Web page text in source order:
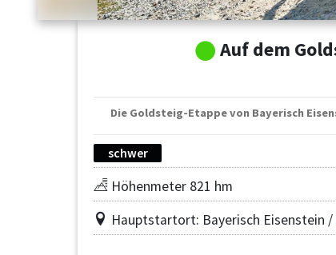
Auf dem
Die Goldsteig-Etappe von Bayerisch
schwer
Höhenmeter 821 hm
Hauptstartort: Bayerisch Eisenstein /